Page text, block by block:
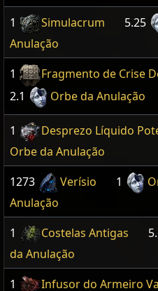
1 Simulacrum 5.25
Anulação
1
Fragmento de Crise
2.1
Orbe da Anulação
1 Desprezo Líquido
Orbe da Anulação
1273 Verísio 1
Anulação
1 Costelas Antigas
da Anulação
1 Infusor do Armeiro